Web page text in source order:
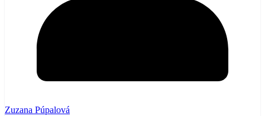
Zuzana Púpalová